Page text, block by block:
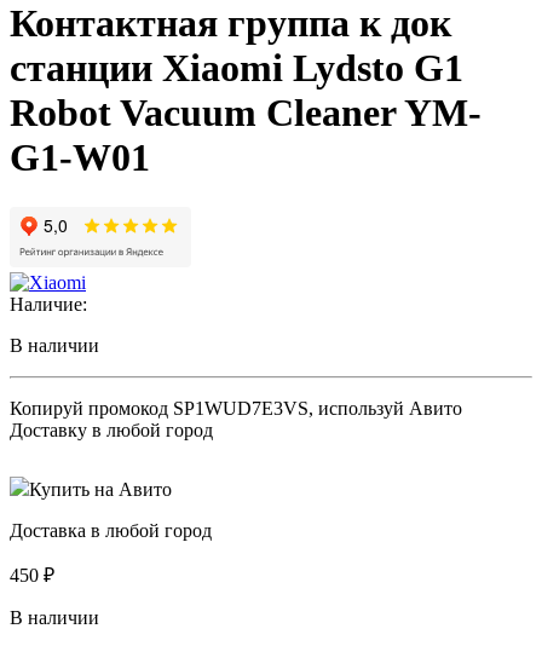
Контактная группа к док
станции Xiaomi Lydsto G1
Robot Vacuum Cleaner YM-
G1-W01
Наличие:
В наличии
Копируй промокод SP1WUD7E3VS, используй Авито
Доставку в любой город
Купить на Авито
Доставка в любой город
450 ₽
В наличии